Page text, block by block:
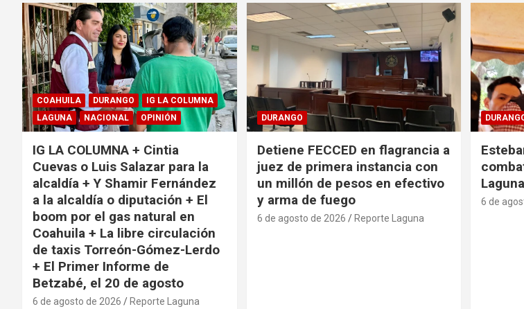
COAHUILA DURANGO
IG LA COLUMNA
LAGUNA
NACIONAL OPINIÓN
IG LA COLUMNA + Cintia
Cuevas o Luis Salazar para la
alcaldía + Y Shamir Fernández
a la alcaldía o diputación + El
boom por el gas natural en
Coahuila + La libre circulación
de taxis Torreón-Gómez-Lerdo
+ El Primer Informe de
Betzabé, el 20 de agosto
6 de agosto de 2026 Reporte Laguna
DURANGO
Detiene FECCED en flagrancia a
juez de primera instancia con
un millón de pesos en efectivo
y arma de fuego
6 de agosto de 2026 Reporte Laguna
Laguna
6 de